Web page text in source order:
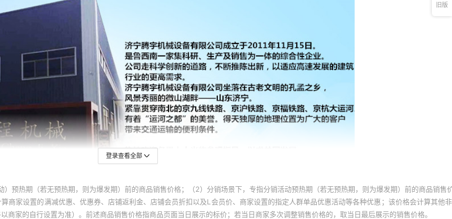
登录查看全部
预热期（若无预热期，则为爆发期）前的商品销售价格；（2）分销场景下，专指分销活动预热期（若无预热期，则为爆发期）前的商品销售
商家设置的满减优惠、优惠券、店铺返利金、店铺会员折扣以及L会员价、商家设置的指定人群单品优惠活动等各种优惠；该价格会计算其他
家的自行设置为准）。前述商品销售价格指商品页面当日展示的标价；若当日商家多次调整销售价格的，取当日最后展示的销售价格。
旧版